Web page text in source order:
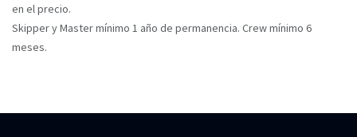
en el precio.
Skipper y Master mínimo 1 año de permanencia. Crew mínimo 6
meses.